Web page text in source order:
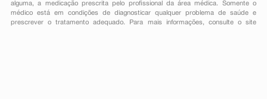
alguma, a medicação prescrita pelo profissional da área médica. Somente o
médico está em condições de diagnosticar qualquer problema de saúde e
prescrever o tratamento adequado. Para mais informações, consulte o site